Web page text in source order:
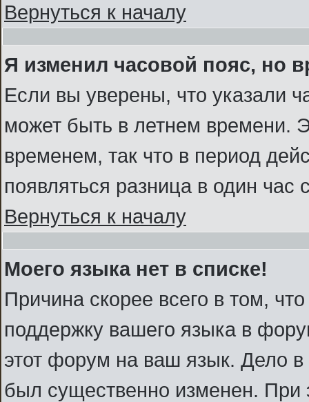
Вернуться к началу
Я изменил часовой пояс, но
Если вы уверены, что указали
может быть в летнем времени.
временем, так что в период
появляться разница в один
Вернуться к началу
Моего языка нет в списке!
Причина скорее всего в том,
поддержку вашего языка в
этот форум на ваш язык. Дело
был существенно изменен.